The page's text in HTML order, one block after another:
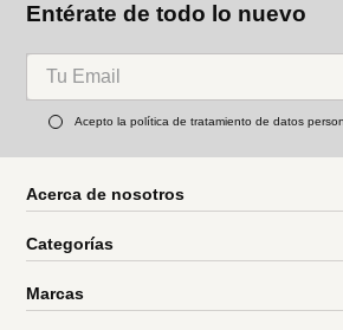
Entérate de todo lo nuevo
Acepto la política de tratamiento de datos
Acerca de nosotros
Categorías
Marcas